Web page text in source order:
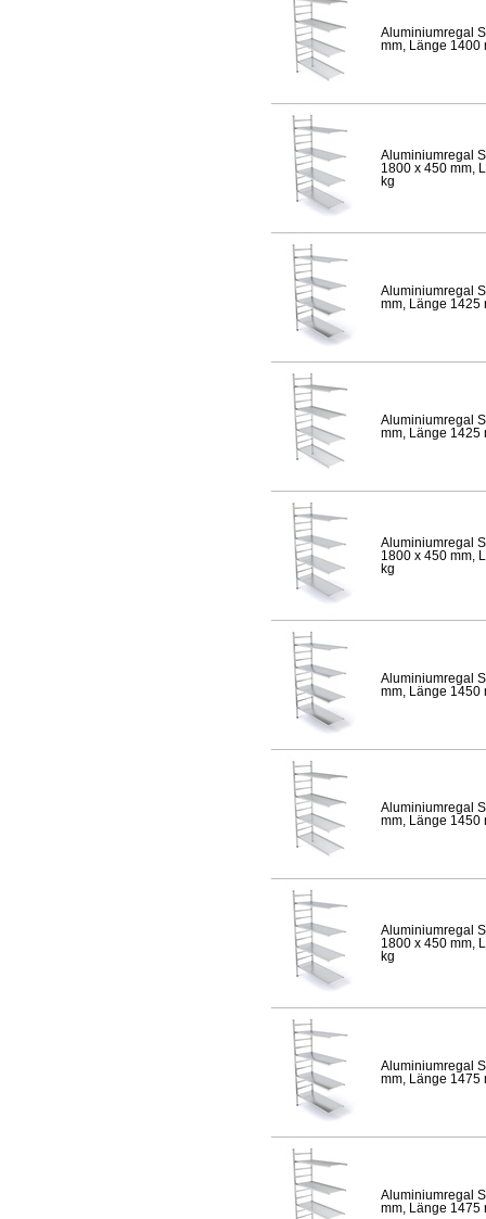
Aluminiumregal
mm, Länge 1400
Aluminiumregal
1800 x 450 mm,
kg
Aluminiumregal
mm, Länge 1425
Aluminiumregal
mm, Länge 1425
Aluminiumregal
1800 x 450 mm,
kg
Aluminiumregal
mm, Länge 1450
Aluminiumregal
mm, Länge 1450
Aluminiumregal
1800 x 450 mm,
kg
Aluminiumregal
mm, Länge 1475
Aluminiumregal
mm, Länge 1475